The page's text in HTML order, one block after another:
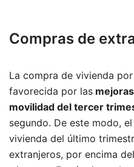
Compras de
La compra de vivienda
favorecida por las
movilidad del tercer
segundo. De este modo,
vivienda del último
extranjeros, por encima